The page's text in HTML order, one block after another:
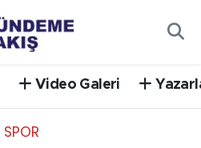
Video Galeri
SPOR